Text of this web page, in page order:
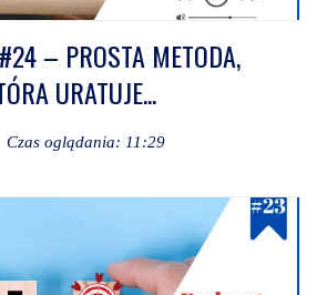
– PROSTA METODA,
URATUJE...
Czas oglądania: 11:29